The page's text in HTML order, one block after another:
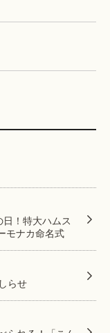
日！特大ハムス
モナカ命名式
らせ